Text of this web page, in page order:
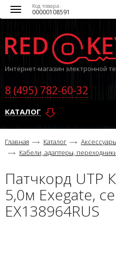
Toggle
navigation
Код товара:
00000108591
Интернет-магазин электронной
8 (495) 782-60-32
КАТАЛОГ
Главная Каталог
Кабели, адаптеры,
Патчкорд UTP
5,0м Exegate,
EX138964RUS